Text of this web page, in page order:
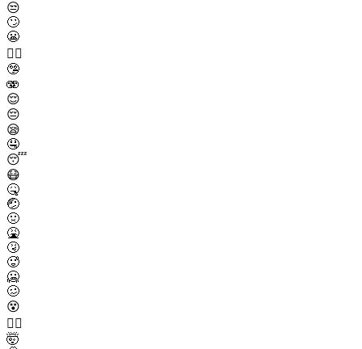
😒
🙄
😬
😮‍💨
🤥
🫨
😌
😔
😪
🤤
😴
😷
🤒
🤕
🤢
🤮
🤧
🥵
🥶
🥴
😵
😵‍💫
🤯